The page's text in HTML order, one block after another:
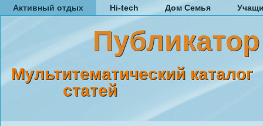
Активный отдых Hi-tech Дом Семья
Публикатор
Мультитематический каталог
статей